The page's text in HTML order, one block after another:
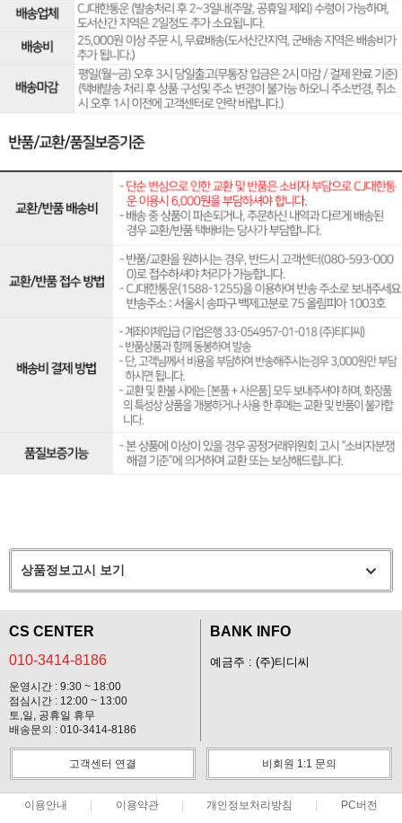
상품정보고시 보기
CS CENTER
010-3414-8186
운영시간 : 9:30 ~ 18:00
점심시간 : 12:00 ~ 13:00
토,일, 공휴일 휴무
배송문의 : 010-3414-8186
BANK INFO
예금주 : (주)티디씨
고객센터 연결 비회원 1:1 문의
이용안내 이용약관 개인정보처리방침 PC버전